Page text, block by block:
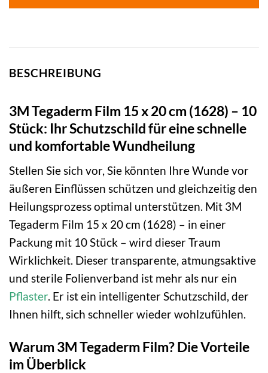
BESCHREIBUNG
3M Tegaderm Film 15 x 20 cm (1628) – 10
Stück: Ihr Schutzschild für eine schnelle
und komfortable Wundheilung
Stellen Sie sich vor, Sie könnten Ihre Wunde vor
äußeren Einflüssen schützen und gleichzeitig den
Heilungsprozess optimal unterstützen. Mit 3M
Tegaderm Film 15 x 20 cm (1628) – in einer
Packung mit 10 Stück – wird dieser Traum
Wirklichkeit. Dieser transparente, atmungsaktive
und sterile Folienverband ist mehr als nur ein
Pflaster. Er ist ein intelligenter Schutzschild, der
Ihnen hilft, sich schneller wieder wohlzufühlen.
Warum 3M Tegaderm Film? Die Vorteile
im Überblick